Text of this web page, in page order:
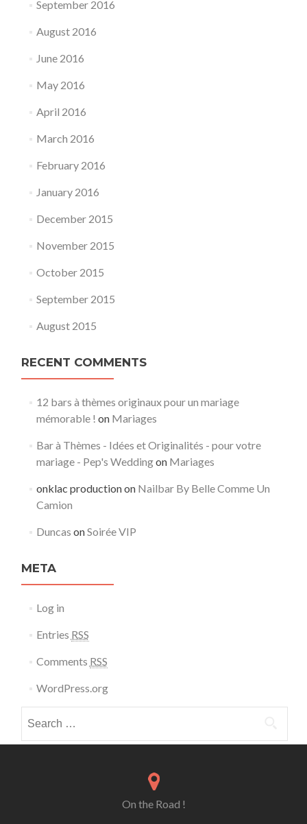
September 2016
August 2016
June 2016
May 2016
April 2016
March 2016
February 2016
January 2016
December 2015
November 2015
October 2015
September 2015
August 2015
RECENT COMMENTS
12 bars à thèmes originaux pour un mariage
mémorable ! on Mariages
Bar à Thèmes - Idées et Originalités - pour votre
mariage - Pep's Weddingon Mariages
onklac productionon Nailbar By Belle Comme Un
Camion
Duncas onSoirée VIP
META
Log in
Entries RSS
Comments RSS
WordPress.org
On the Road !